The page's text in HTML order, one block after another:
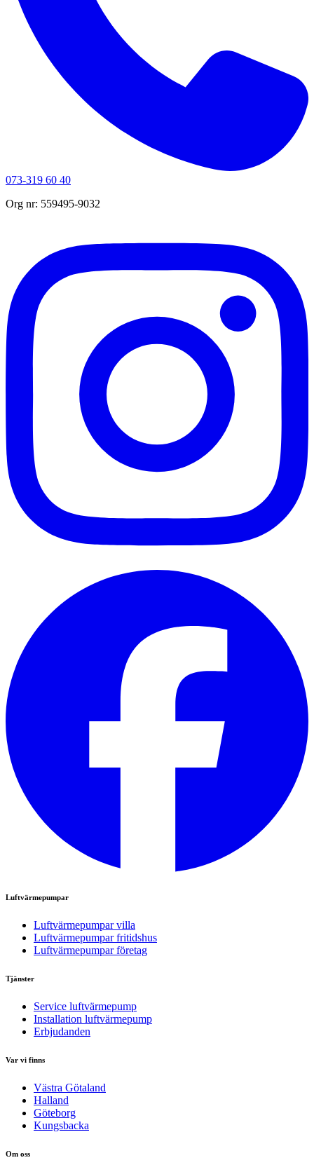
073-319 60 40
Org nr: 559495-9032
Luftvärmepumpar
Luftvärmepumpar villa
Luftvärmepumpar fritidshus
Luftvärmepumpar företag
Tjänster
Service luftvärmepump
Installation luftvärmepump
Erbjudanden
Var vi finns
Västra Götaland
Halland
Göteborg
Kungsbacka
Om oss